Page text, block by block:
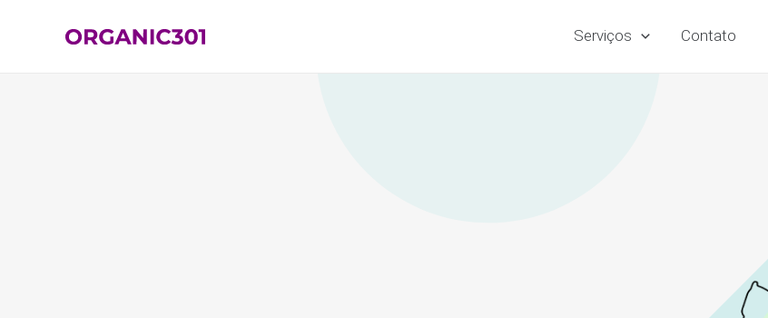
Serviços Contato